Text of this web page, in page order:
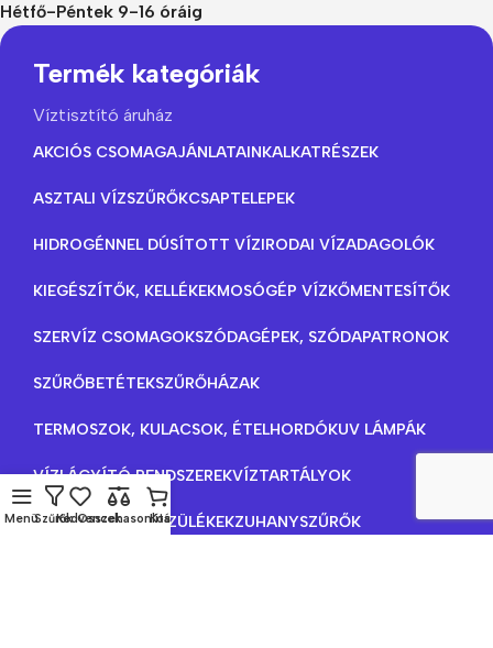
Hétfő-Péntek 9-16 óráig
Termék kategóriák
Víztisztító áruház
AKCIÓS CSOMAGAJÁNLATAINKALKATRÉSZEK
ASZTALI VÍZSZŰRŐKCSAPTELEPEK
HIDROGÉNNEL DÚSÍTOTT VÍZIRODAI VÍZADAGOLÓK
KIEGÉSZÍTŐK, KELLÉKEKMOSÓGÉP VÍZKŐMENTESÍTŐK
SZERVÍZ CSOMAGOKSZÓDAGÉPEK, SZÓDAPATRONOK
SZŰRŐBETÉTEKSZŰRŐHÁZAK
TERMOSZOK, KULACSOK, ÉTELHORDÓKUV LÁMPÁK
VÍZLÁGYÍTÓ RENDSZEREKVÍZTARTÁLYOK
VÍZTISZTÍTÓ KÉSZÜLÉKEKZUHANYSZŰRŐK
MenüSzűrőkKedvencek
Összehasonlítás
Kosár